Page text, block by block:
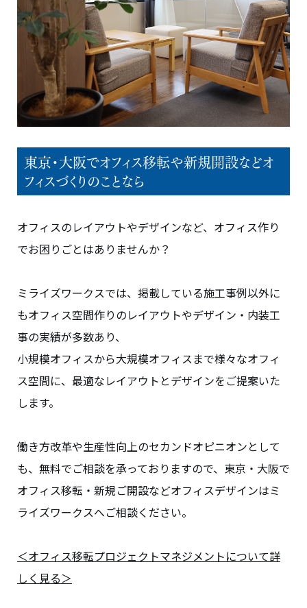
東京・大阪でオフィス移転や新規開設などオ
フィスづくりのことなら
オフィスのレイアウトやデザインなど、オフィス作り
でお困りごとはありませんか？
ミライズワークスでは、掲載している施工事例以外に
もオフィス空間作りのレイアウトやデザイン・内装工
事の実績が多数あり、
小規模オフィスから大規模オフィスまで様々なオフィ
ス空間に、最適なレイアウトとデザインをご提案いた
します。
働き方改革や生産性向上のセカンドオピニオンとして
も、無料でご相談を承っておりますので、東京・大阪で
オフィス移転・新規ご開設などオフィスデザインはミ
ライズワークスへご相談ください。
＜オフィス移転プロジェクトマネジメントについて詳
しく見る＞